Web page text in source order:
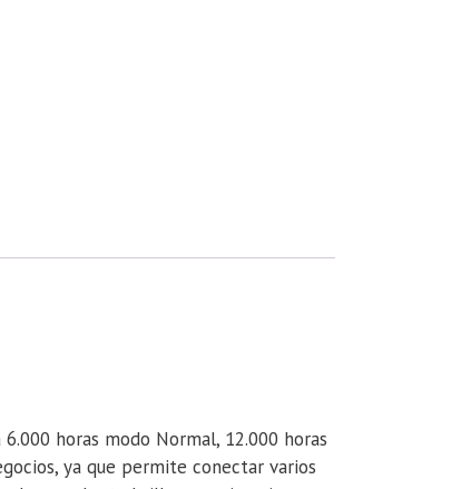
horas modo Normal, 12.000 horas
ya que permite conectar varios